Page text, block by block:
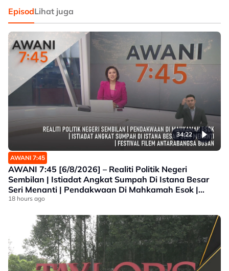
EpisodLihat juga
34:22
AWANI 7:45
AWANI 7:45 [6/8/2026] – Realiti Politik Negeri
Sembilan | Istiadat Angkat Sumpah Di Istana Besar
Seri Menanti | Pendakwaan Di Mahkamah Esok |
Festival Filem Antarabangsa Busan
18 hours ago